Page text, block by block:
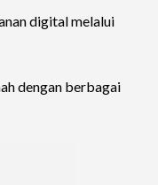
digital melalui
dengan berbagai